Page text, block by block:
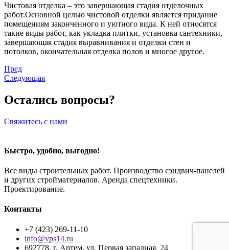
Чистовая отделка – это завершающая стадия отделочных
работ.Основной целью чистовой отделки является придание
помещениям законченного и уютного вида. К ней относятся
такие виды работ, как укладка плитки, установка сантехники,
завершающая стадия выравнивания и отделки стен и
потолков, окончательная отделка полов и многое другое.
Пред
Следующая
Остались вопросы?
Свяжитесь с нами
Быстро, удобно, выгодно!
Все виды строительных работ. Производство сэндвич-панелей
и других стройматериалов. Аренда спецтехники.
Проектирование.
Контакты
+7 (423) 269-11-10
info@vps14.ru
692778, г. Артем, ул. Первая западная, 24